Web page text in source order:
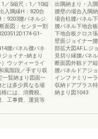
／5縮尺：1／10縦
入隅縁H：820合
9203腰パネルジ
面図：センター割
G1-
腰パネル腰パネ
ョイナ−納まり
ウッディーライ
風階段／手すり収
一覧納まり図面一
は多少異なる場
には、消費税、
工事費、運賃等
出隅納まり・入
腰壁の場合入隅
場合柱腰パネル
腰パネル下地合
下地合板クロス
壁面ジョイナー
部拡大図AF.L.ジ
見切り縁腰パネ
断面図外観ドア
腰パネルドアジ
インファミリー
収納ドアプラス
納まり図1043